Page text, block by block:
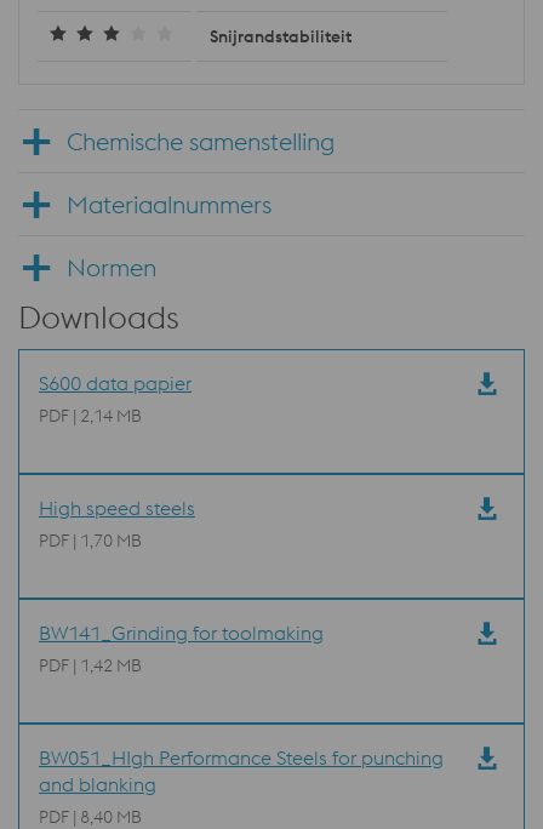
Snijrandstabiliteit
Chemische samenstelling
Materiaalnummers
Normen
Downloads
S600 data papier
PDF | 2,14 MB
High speed steels
PDF | 1,70 MB
BW141_Grinding for toolmaking
PDF | 1,42 MB
BW051_HIgh Performance Steels for punching
and blanking
PDF | 8,40 MB